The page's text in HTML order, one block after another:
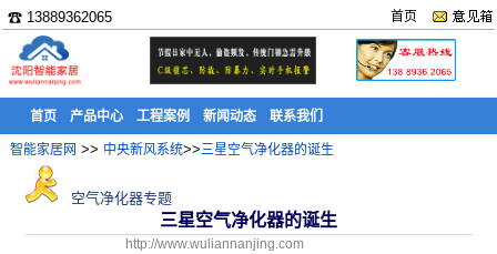
☎ 13889362065 首页
首页 产品中心 工程案例 新闻动态 联系我们
智能家居网 >> 中央新风系统>>三星空气净化器的诞生
空气净化器专题
三星空气净化器的诞生
http://www.wuliannanjing.com